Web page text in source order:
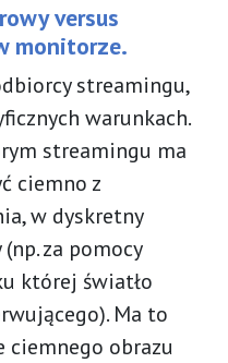
versus
monitorze.
streamingu,
warunkach.
streamingu ma
ciemno z
w dyskretny
za pomocy
której światło
Ma to
ciemnego obrazu